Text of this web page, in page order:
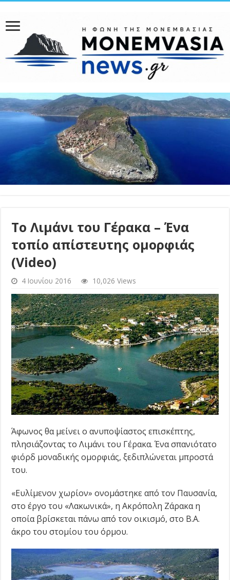
Το Λιμάνι του Γέρακα – Ένα
τοπίο απίστευτης ομορφιάς
(Video)
4 Ιουνίου 2016 10,026 Views
Άφωνος θα μείνει ο ανυποψίαστος επισκέπτης,
πλησιάζοντας το Λιμάνι του Γέρακα. Ένα σπανιότατο
φιόρδ μοναδικής ομορφιάς, ξεδιπλώνεται μπροστά
του.
«Ευλίμενον χωρίον» ονομάστηκε από τον Παυσανία,
στο έργο του «Λακωνικά», η Ακρόπολη Ζάρακα η
οποία βρίσκεται πάνω από τον οικισμό, στο Β.Α.
άκρο του στομίου του όρμου.